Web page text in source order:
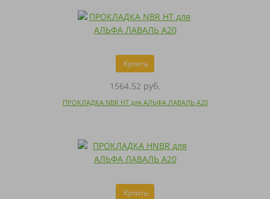
Купить
1564.52 руб.
ПРОКЛАДКА NBR HT для АЛЬФА ЛАВАЛЬ A20
Купить